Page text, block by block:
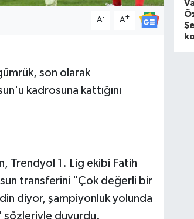
A- A+
son olarak
kadrosuna kattığını
Trendyol 1. Lig ekibi Fatih
transferini "Çok değerli bir
diyor, şampiyonluk yolunda
sözleriyle duyurdu.